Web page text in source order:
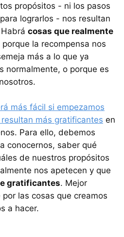
propósitos - ni los pasos
lograrlos - nos resultan
cosas que realmente
porque la recompensa nos
más a lo que ya
normalmente, o porque es
más fácil si empezamos
más gratificantes en
Para ello, debemos
conocernos, saber qué
de nuestros propósitos
nos apetecen y que
gratificantes. Mejor
las cosas que creamos
a hacer.